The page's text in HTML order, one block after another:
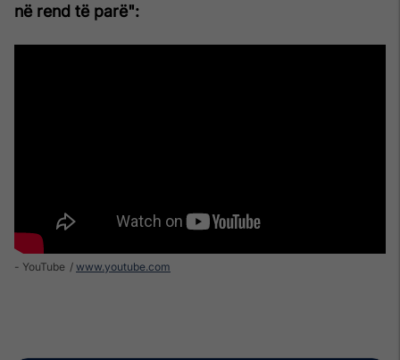
në rend të parë":
- YouTube www.youtube.com